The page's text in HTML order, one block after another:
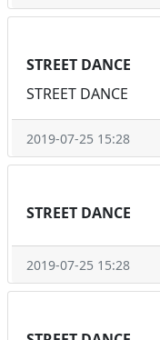
STREET DANCE
STREET DANCE
2019-07-25 15:28
STREET DANCE
2019-07-25 15:28